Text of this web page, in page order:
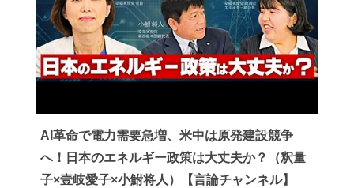
AI革命で電力需要急増、米中は原発建設競争
へ！日本のエネルギー政策は大丈夫か？（釈量
子×壹岐愛子×小鮒将人）【言論チャンネル】